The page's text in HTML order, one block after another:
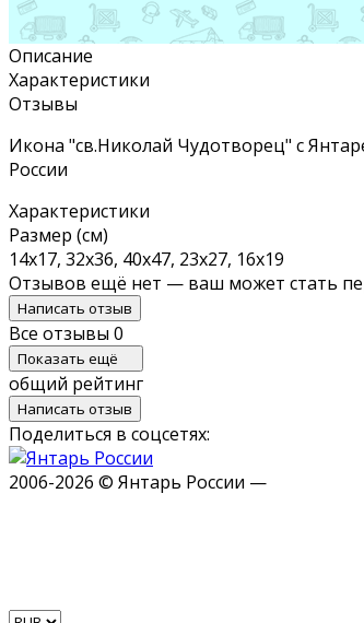
Описание
Характеристики
Отзывы
Икона "св.Николай Чудотворец" с
России
Характеристики
Размер (см)
14х17, 32х36, 40х47, 23х27, 16х19
Отзывов ещё нет — ваш может стать
Написать отзыв
Все отзывы 0
Показать ещё
общий рейтинг
Написать отзыв
Поделиться в соцсетях:
2006-2026 © Янтарь России —